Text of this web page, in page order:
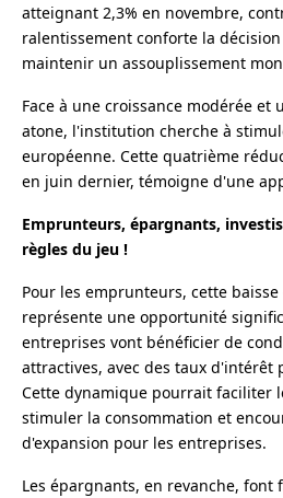
atteignant 2,3% en novembre,
ralentissement conforte la
maintenir un assouplissement
Face à une croissance modérée et
atone, l'institution cherche à
européenne. Cette quatrième
en juin dernier, témoigne d'une
Emprunteurs, épargnants,
règles du jeu !
Pour les emprunteurs, cette
représente une opportunité
entreprises vont bénéficier de
attractives, avec des taux d'intérêt
Cette dynamique pourrait faciliter
stimuler la consommation et
d'expansion pour les entreprises.
Les épargnants, en revanche, font